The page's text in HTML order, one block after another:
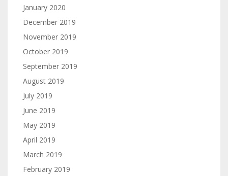
January 2020
December 2019
November 2019
October 2019
September 2019
August 2019
July 2019
June 2019
May 2019
April 2019
March 2019
February 2019